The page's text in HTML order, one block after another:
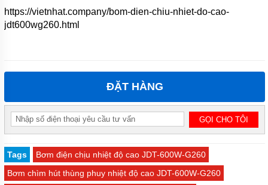
https://vietnhat.company/bom-dien-chiu-nhiet-do-cao-
jdt600wg260.html
ĐẶT HÀNG
Tags
Bơm điện chịu nhiệt độ cao JDT-600W-G260
Bơm chìm hút thùng phuy nhiệt độ cao JDT-600W-G260